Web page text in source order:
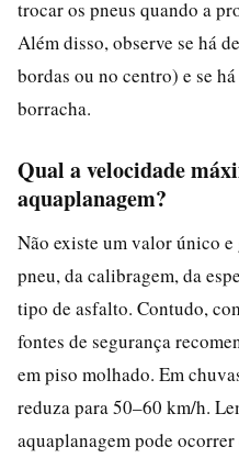
trocar os pneus quando a
Além disso, observe se há
bordas ou no centro) e se
borracha.
Qual a velocidade
aquaplanagem?
Não existe um valor único
pneu, da calibragem, da
tipo de asfalto. Contudo,
fontes de segurança
em piso molhado. Em
reduza para 50–60 km/h.
aquaplanagem pode